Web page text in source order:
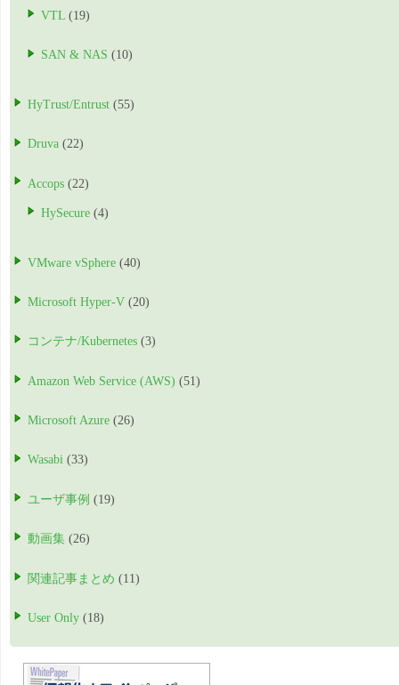
VTL (19)
SAN & NAS (10)
HyTrust/Entrust (55)
Druva (22)
Accops (22)
HySecure (4)
VMware vSphere (40)
Microsoft Hyper-V (20)
コンテナ/Kubernetes (3)
Amazon Web Service (AWS) (51)
Microsoft Azure (26)
Wasabi (33)
ユーザ事例 (19)
動画集 (26)
関連記事まとめ (11)
User Only (18)